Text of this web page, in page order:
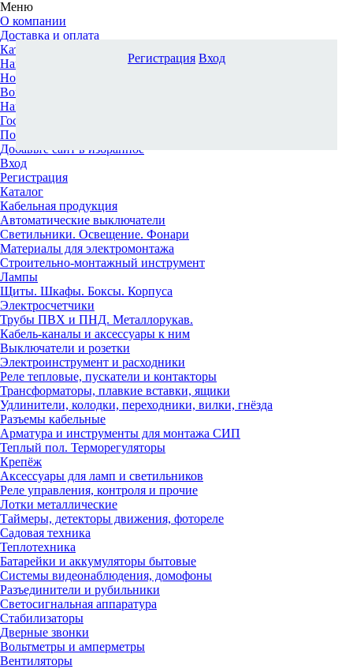
Меню
О компании
Доставка и оплата
Каталог
Наши офисы
Новости и новинки
Вопрос-ответ
Наша команда
Гос. заказчикам
Поставщикам
Добавьте сайт в избранное
Вход
Регистрация
Каталог
Кабельная продукция
Автоматические выключатели
Светильники. Освещение. Фонари
Материалы для электромонтажа
Строительно-монтажный инструмент
Лампы
Щиты. Шкафы. Боксы. Корпуса
Электросчетчики
Трубы ПВХ и ПНД. Металлорукав.
Кабель-каналы и аксессуары к ним
Выключатели и розетки
Электроинструмент и расходники
Реле тепловые, пускатели и контакторы
Трансформаторы, плавкие вставки, ящики
Удлинители, колодки, переходники, вилки, гнёзда
Разъемы кабельные
Арматура и инструменты для монтажа СИП
Теплый пол. Терморегуляторы
Крепёж
Аксессуары для ламп и светильников
Реле управления, контроля и прочие
Лотки металлические
Таймеры, детекторы движения, фотореле
Садовая техника
Теплотехника
Батарейки и аккумуляторы бытовые
Системы видеонаблюдения, домофоны
Разъединители и рубильники
Светосигнальная аппаратура
Стабилизаторы
Дверные звонки
Вольтметры и амперметры
Вентиляторы
Регистрация Вход